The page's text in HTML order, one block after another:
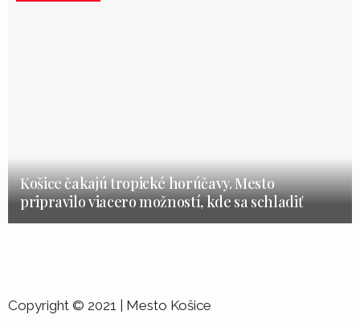
Košice čakajú tropické horúčavy. Mesto
pripravilo viacero možností, kde sa schladiť
Copyright © 2021 | Mesto Košice